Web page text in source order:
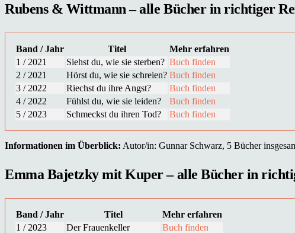
Rubens & Wittmann – alle Bücher in richtiger
Band / Jahr Titel
Mehr erfahren
1 / 2021
Siehst du, wie sie sterben? Buch finden
2 / 2021
Hörst du, wie sie schreien? Buch finden
3 / 2022
Riechst du ihre Angst?
Buch finden
4 / 2022
Fühlst du, wie sie leiden?
Buch finden
5 / 2023
Schmeckst du ihren Tod? Buch finden
Informationen im Überblick: Autor/in: Gunnar Schwarz, 5 Bücher
Emma Bajetzky mit Kuper – alle Bücher in
Band / Jahr Titel
Mehr erfahren
1 / 2023
Der Frauenkeller
Buch finden